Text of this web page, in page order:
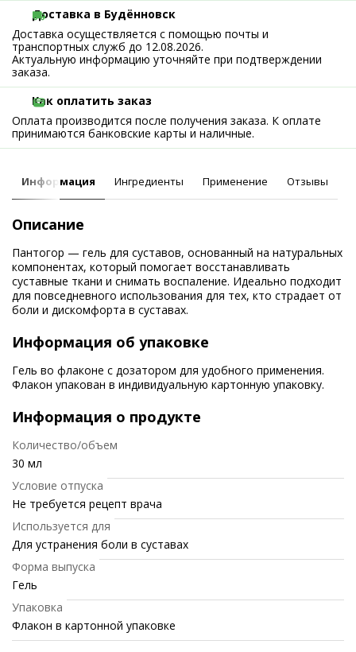
Доставка в Будённовск
Доставка осуществляется с помощью почты и
транспортных служб до 12.08.2026.
Актуальную информацию уточняйте при подтверждении
заказа.
Как оплатить заказ
Оплата производится после получения заказа. К оплате
принимаются банковские карты и наличные.
Информация Ингредиенты Применение Отзывы
Описание
Пантогор — гель для суставов, основанный на натуральных
компонентах, который помогает восстанавливать
суставные ткани и снимать воспаление. Идеально подходит
для повседневного использования для тех, кто страдает от
боли и дискомфорта в суставах.
Информация об упаковке
Гель во флаконе с дозатором для удобного применения.
Флакон упакован в индивидуальную картонную упаковку.
Информация о продукте
Количество/объем
30 мл
Условие отпуска
Не требуется рецепт врача
Используется для
Для устранения боли в суставах
Форма выпуска
Гель
Упаковка
Флакон в картонной упаковке